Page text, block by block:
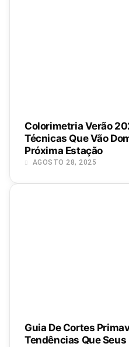
Colorimetria Verão
Técnicas Que Vão
Próxima Estação
AGOSTO 28, 2025
Guia De Cortes
Tendências Que